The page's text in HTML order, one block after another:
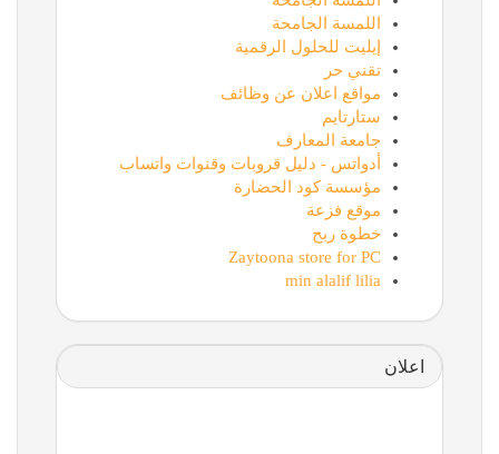
اللمسة الجامحة
إيليت للحلول الرقمية
تقني حر
مواقع اعلان عن وظائف
ستارتايم
جامعة المعارف
أدواتس - دليل قروبات وقنوات واتساب
مؤسسة كود الحضارة
موقع فزعة
خطوة ربح
Zaytoona store for PC
min alalif lilia
اعلان